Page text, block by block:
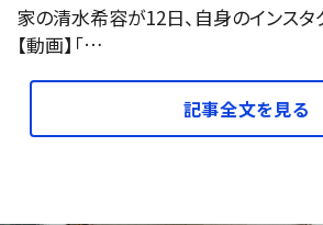
家の清水希容が12日、自身のインスタ
【動画】「…
記事全文を見る